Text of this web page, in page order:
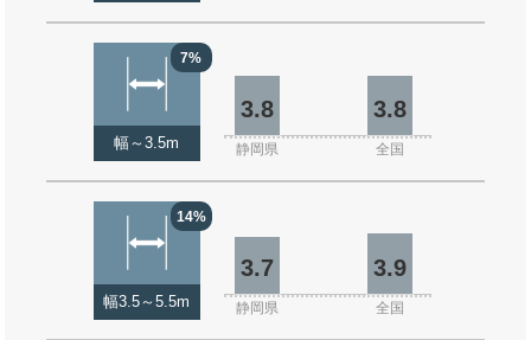
7%
幅～3.5m
3.8 3.8
静岡県 全国
14%
幅3.5～5.5m
3.7 3.9
静岡県 全国